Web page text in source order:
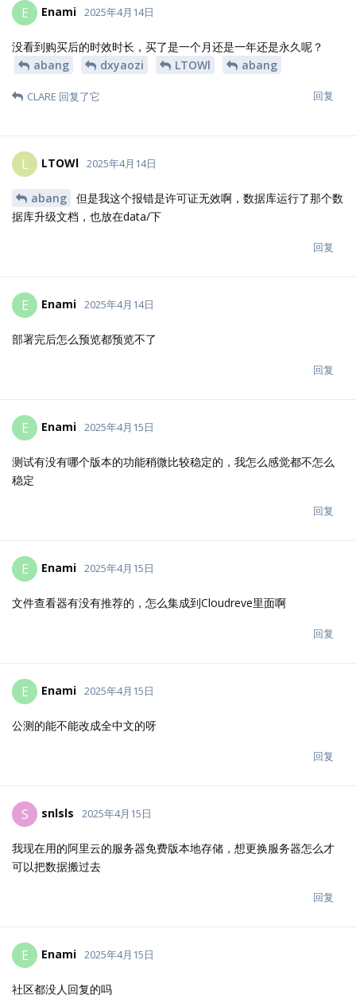
E Enami 2025年4月14日
没看到购买后的时效时长，买了是一个月还是一年还是永久呢？
abang
dxyaozi LTOWl abang
回复
CLARE 回复了它
L LTOWl 2025年4月14日
abang
但是我这个报错是许可证无效啊，数据库运行了那个数
据库升级文档，也放在data/下
回复
E Enami 2025年4月14日
部署完后怎么预览都预览不了
回复
E Enami 2025年4月15日
测试有没有哪个版本的功能稍微比较稳定的，我怎么感觉都不怎么
稳定
回复
E Enami 2025年4月15日
文件查看器有没有推荐的，怎么集成到Cloudreve里面啊
回复
E Enami 2025年4月15日
公测的能不能改成全中文的呀
回复
S snlsls 2025年4月15日
我现在用的阿里云的服务器免费版本地存储，想更换服务器怎么才
可以把数据搬过去
回复
E Enami 2025年4月15日
社区都没人回复的吗